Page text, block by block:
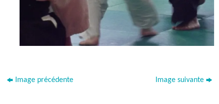
Image précédente Image suivante